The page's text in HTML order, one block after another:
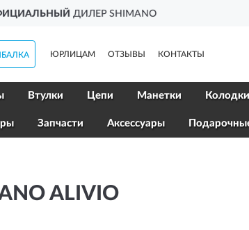
ЮРЛИЦАМ ОТЗЫВЫ КОНТАКТЫ
Втулки Цепи Манетки Колодки
Запчасти Аксессуары
ALIVIO